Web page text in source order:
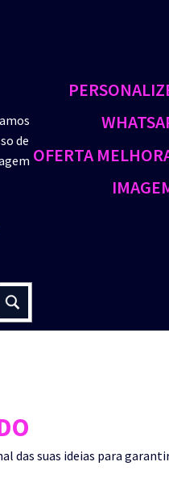
de
OFERTA
das suas ideias para